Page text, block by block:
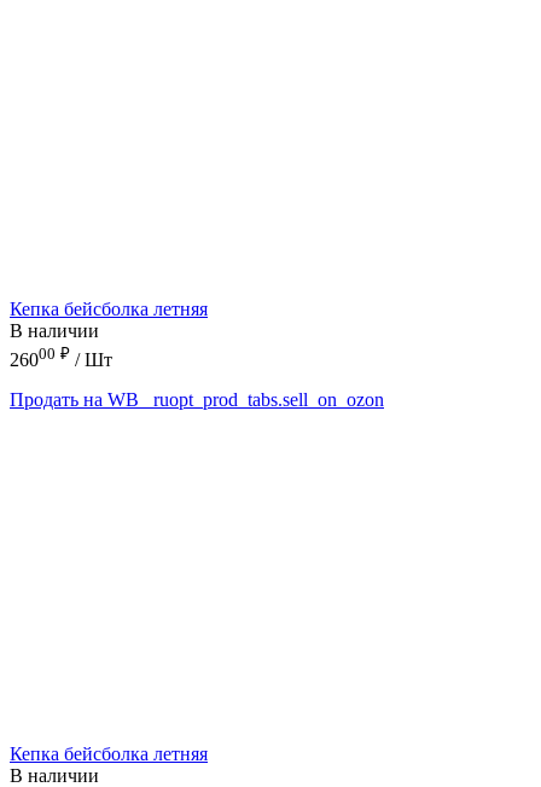
Кепка бейсболка летняя
В наличии
26000 ₽ / Шт
Продать на WB
_ruopt_prod_tabs.sell_on_ozon
Кепка бейсболка летняя
В наличии